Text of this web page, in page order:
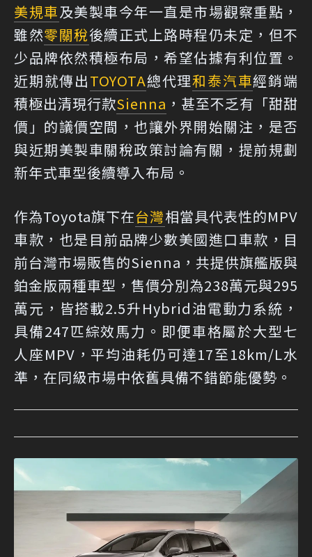
美規車及美製車今年一直是市場觀察重點，
雖然零關稅後續正式上路時程仍未定，但不
少品牌依然積極布局，希望佔據有利位置。
近期就傳出TOYOTA總代理和泰汽車經銷端
積極出清現行款Sienna ，甚至不乏有「甜甜
價」的議價空間，也讓外界開始關注，是否
與近期美製車關稅政策討論有關，提前規劃
新年式車型後續導入布局。
作為Toyota旗下在台灣相當具代表性的MPV
車款，也是目前品牌少數美國進口車款，目
前台灣市場販售的Sienna，共提供旗艦版與
鉑金版兩種車型，售價分別為238萬元與295
萬元，皆搭載2.5升Hybrid油電動力系統，
具備247匹綜效馬力。即便車格屬於大型七
人座MPV，平均油耗仍可達17至18km/L水
準，在同級市場中依舊具備不錯節能優勢。